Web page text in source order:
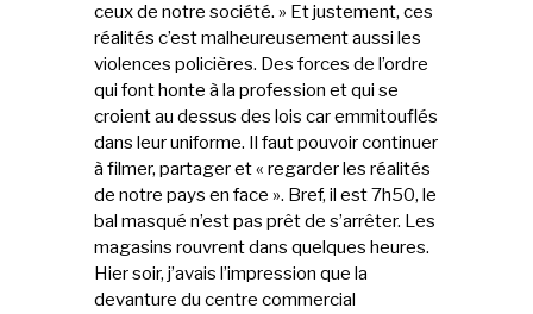
ceux de notre société. » Et justement, ces
réalités c’est malheureusement aussi les
violences policières. Des forces de l’ordre
qui font honte à la profession et qui se
croient au dessus des lois car emmitouflés
dans leur uniforme. Il faut pouvoir continuer
à filmer, partager et « regarder les réalités
de notre pays en face ». Bref, il est 7h50, le
bal masqué n’est pas prêt de s’arrêter. Les
magasins rouvrent dans quelques heures.
Hier soir, j’avais l’impression que la
devanture du centre commercial